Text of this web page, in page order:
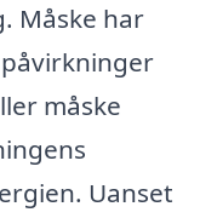
Måske har
måske
Uanset